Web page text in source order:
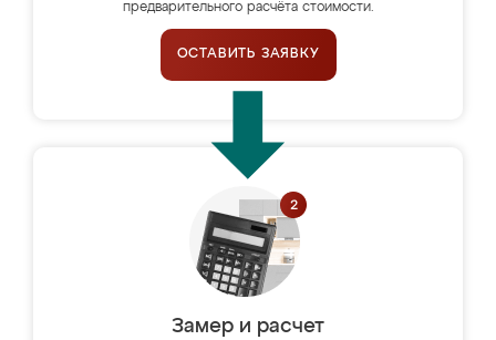
предварительного расчёта стоимости.
ОСТАВИТЬ ЗАЯВКУ
Замер и расчет